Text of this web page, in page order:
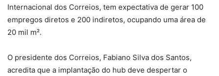
Internacional dos Correios, tem expectativa de gerar 100
empregos diretos e 200 indiretos, ocupando uma área de
20 mil m².
O presidente dos Correios, Fabiano Silva dos Santos,
acredita que a implantação do hub deve despertar o